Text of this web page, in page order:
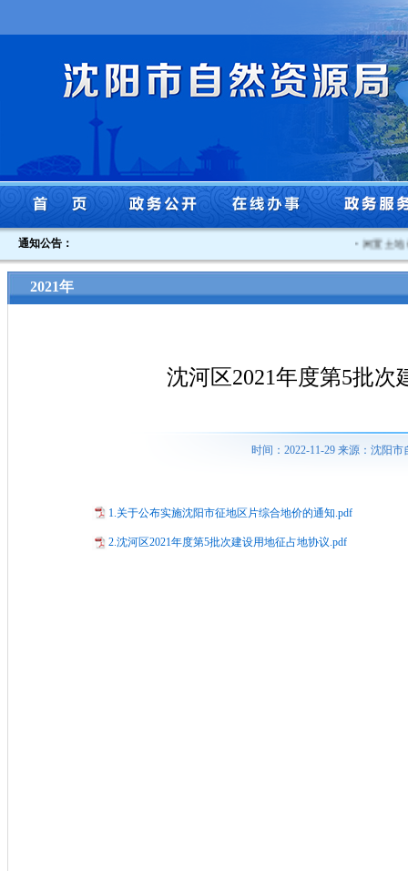
通知公告： 闲置土地
2021年
沈河区2021年度第5批
时间：2022-11-29 来源：沈阳
1.关于公布实施沈阳市征地区片综合地价的通知.pdf
2.沈河区2021年度第5批次建设用地征占地协议.pdf